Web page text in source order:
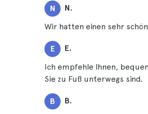
N N.
Wir hatten einen sehr
E E.
Ich empfehle Ihnen,
Sie zu Fuß unterwegs sind.
B B.